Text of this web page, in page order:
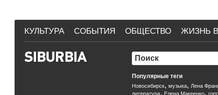
КУЛЬТУРА СОБЫТИЯ ОБЩЕСТВО ЖИЗНЬ
Популярные теги
Новосибирск, музыка, Лена
литература, Елена Макеенко,